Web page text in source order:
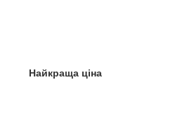
Найкраща ціна